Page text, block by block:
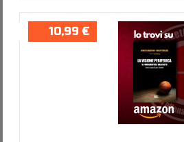
10,99 €
Password dimenticata?
Nome utente dimenticato?